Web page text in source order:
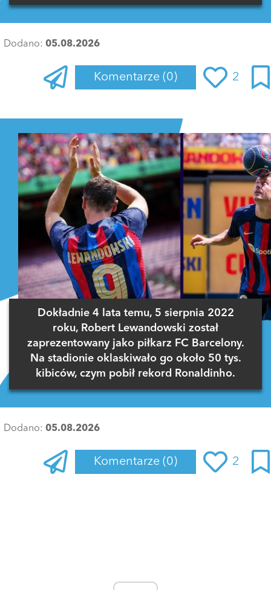
Dodano: 05.08.2026
Komentarze (0) 2
Dokładnie 4 lata temu, 5 sierpnia 2022
roku, Robert Lewandowski został
zaprezentowany jako piłkarz FC Barcelony.
Na stadionie oklaskiwało go około 50 tys.
kibiców, czym pobił rekord Ronaldinho.
Dodano: 05.08.2026
Komentarze (0) 2